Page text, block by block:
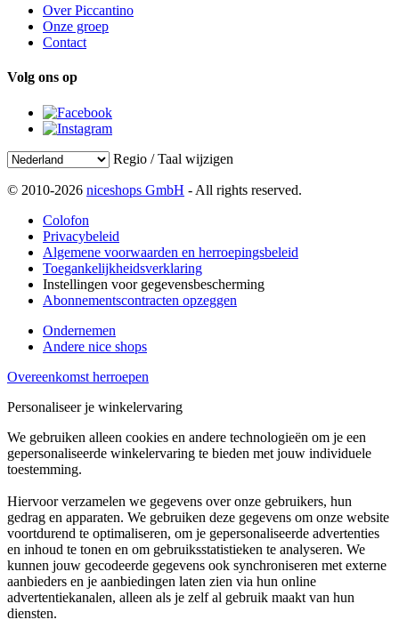
Over Piccantino
Onze groep
Contact
Volg ons op
Regio / Taal wijzigen
© 2010-2026 niceshops GmbH - All rights reserved.
Colofon
Privacybeleid
Algemene voorwaarden en herroepingsbeleid
Toegankelijkheidsverklaring
Instellingen voor gegevensbescherming
Abonnementscontracten opzeggen
Ondernemen
Andere nice shops
Overeenkomst herroepen
Personaliseer je winkelervaring
We gebruiken alleen cookies en andere technologieën om je een
gepersonaliseerde winkelervaring te bieden met jouw individuele
toestemming.
Hiervoor verzamelen we gegevens over onze gebruikers, hun
gedrag en apparaten. We gebruiken deze gegevens om onze website
voortdurend te optimaliseren, om je gepersonaliseerde advertenties
en inhoud te tonen en om gebruiksstatistieken te analyseren. We
kunnen jouw gecodeerde gegevens ook synchroniseren met externe
aanbieders en je aanbiedingen laten zien via hun online
advertentiekanalen, alleen als je zelf al gebruik maakt van hun
diensten.